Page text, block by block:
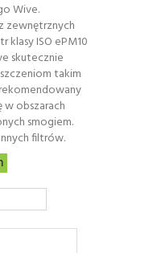
Wive.
zewnętrznych
klasy ISO ePM10
skutecznie
takim
obszarach
smogiem.
filtrów.